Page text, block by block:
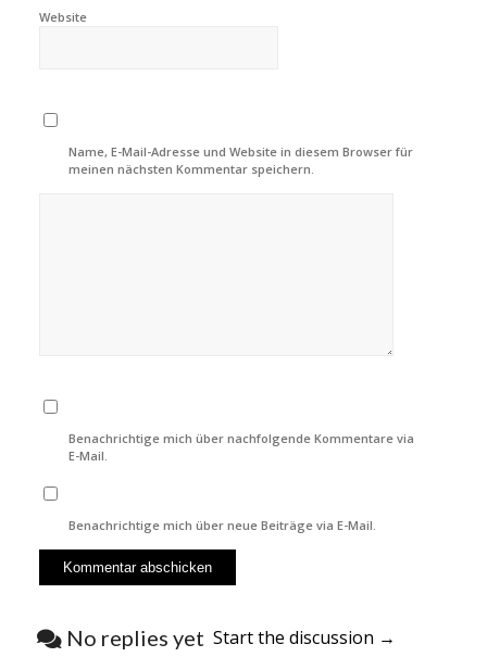
Website
Name, E-Mail-Adresse und Website in diesem Browser für
meinen nächsten Kommentar speichern.
Benachrichtige mich über nachfolgende Kommentare via
E-Mail.
Benachrichtige mich über neue Beiträge via E-Mail.
No replies yet Start the discussion →